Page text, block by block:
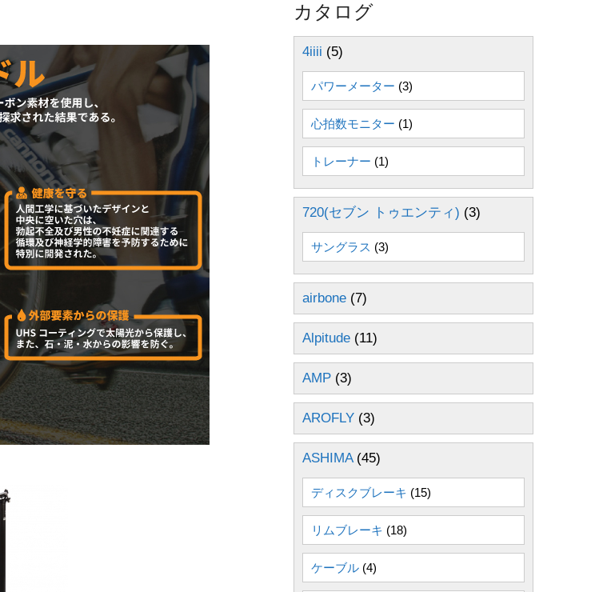
カタログ
4iiii (5)
パワーメーター (3)
心拍数モニター (1)
トレーナー (1)
720(セブン トゥエンティ) (3)
サングラス (3)
airbone (7)
Alpitude (11)
AMP (3)
AROFLY (3)
ASHIMA(45)
ディスクブレーキ (15)
リムブレーキ (18)
ケーブル (4)